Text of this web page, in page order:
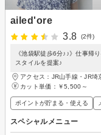
ailed'ore
3.8
(2件)
《池袋駅徒歩6分♪♪》仕事帰
スタイルを提案♪
アクセス：JR山手線・JR埼
カット単価： ￥5,500～
ポイントが貯まる・使える
スペシャルメニュー